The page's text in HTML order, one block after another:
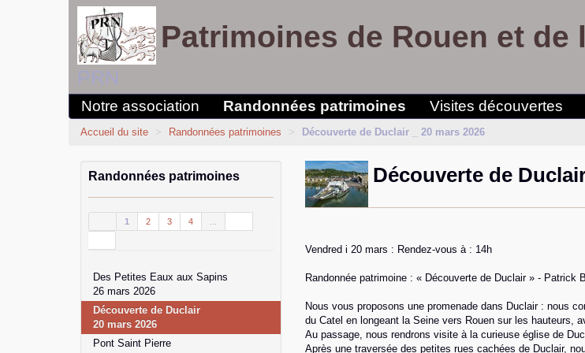
Patrimoines de Rouen et de
PRN
Notre association Randonnées patrimoines Visites découvertes
Accueil du site > Randonnées patrimoines > Découverte de Duclair _ 20 mars 2026
Découverte de
Vendred i 20 mars : Rendez-vous à : 14h
Randonnée patrimoine : « Découverte de Duclair » - Patrick
Nous vous proposons une promenade dans Duclair : nous
du Catel en longeant la Seine vers Rouen sur les hauteurs,
Au passage, nous rendrons visite à la curieuse église de
Après une traversée des petites rues cachées de Duclair,
Randonnées patrimoines
1 2 3 4
Des Petites Eaux aux Sapins
26 mars 2026
Découverte de Duclair
20 mars 2026
Pont Saint Pierre